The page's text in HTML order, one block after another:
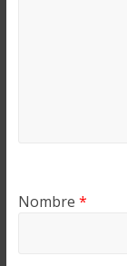
Nombre *